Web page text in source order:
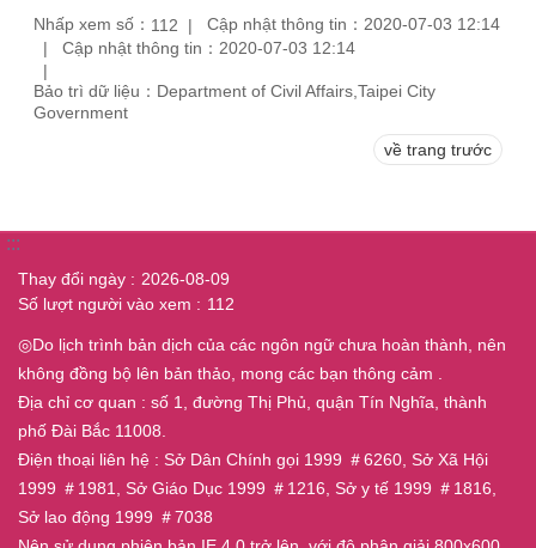
Nhấp xem số： 112
Cập nhật thông tin：2020-07-03 12:14
Cập nhật thông tin：2020-07-03 12:14
Bảo trì dữ liệu：Department of Civil Affairs,Taipei City
Government
về trang trước
:::
Thay đổi ngày
2026-08-09
Số lượt người vào xem
112
◎Do lịch trình bản dịch của các ngôn ngữ chưa hoàn thành, nên
không đồng bộ lên bản thảo, mong các bạn thông cảm .
Địa chỉ cơ quan : số 1, đường Thị Phủ, quận Tín Nghĩa, thành
phố Đài Bắc 11008.
Điện thoại liên hệ : Sở Dân Chính gọi 1999 ＃6260, Sở Xã Hội
1999 ＃1981, Sở Giáo Dục 1999 ＃1216, Sở y tế 1999 ＃1816,
Sở lao động 1999 ＃7038